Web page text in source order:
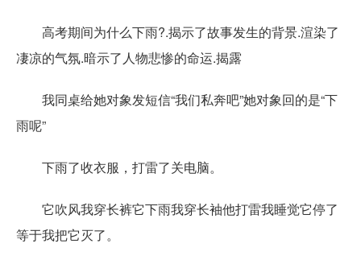
高考期间为什么下雨?.揭示了故事发生的背景.渲染了
凄凉的气氛.暗示了人物悲惨的命运.揭露
我同桌给她对象发短信“我们私奔吧”她对象回的是“下
雨呢”
下雨了收衣服，打雷了关电脑。
它吹风我穿长裤它下雨我穿长袖他打雷我睡觉它停了
等于我把它灭了。